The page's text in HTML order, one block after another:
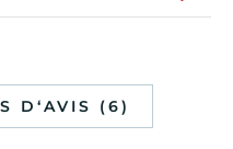
D‘AVIS (6)